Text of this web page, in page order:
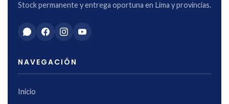
Stock permanente y entrega oportuna en Lima y provincias.
NAVEGACIÓN
Inicio